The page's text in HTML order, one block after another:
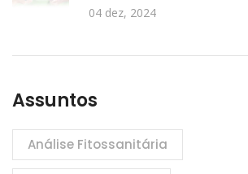
04 dez, 2024
Assuntos
Análise Fitossanitária